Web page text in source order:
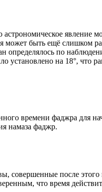
явление
может быть ещё слишком
определялось по
на 18°, что
времени фаджра для
намаза фаджр.
совершенные после
что время